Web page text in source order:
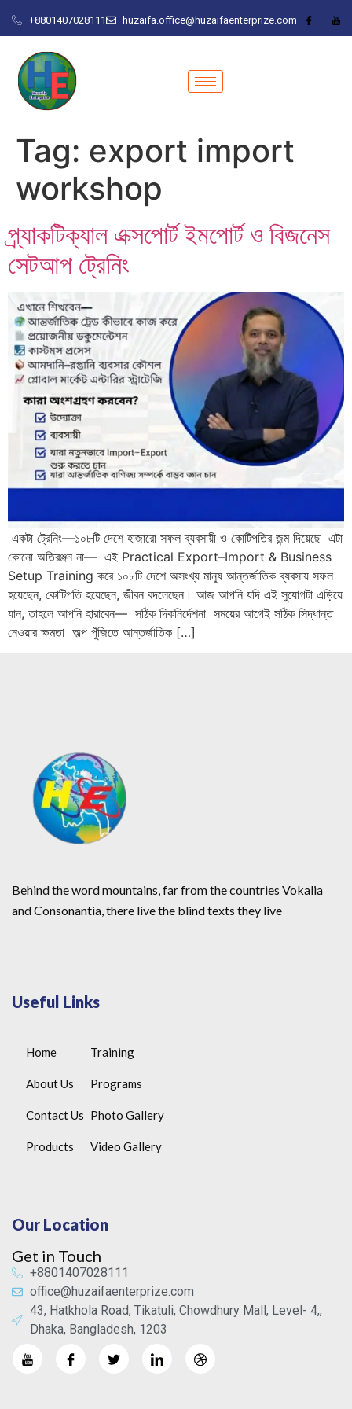
+8801407028111 huzaifa.office@huzaifaenterprize.com
Tag: export import
workshop
প্র্যাকটিক্যাল এক্সপোর্ট ইমপোর্ট ও বিজনেস
সেটআপ ট্রেনিং
একটা ট্রেনিং—১০৮টি দেশে হাজারো সফল ব্যবসায়ী ও কোটিপতির জন্ম দিয়েছে এটা
কোনো অতিরঞ্জন না— এই Practical Export–Import & Business
Setup Training করে ১০৮টি দেশে অসংখ্য মানুষ আন্তর্জাতিক ব্যবসায় সফল
হয়েছেন, কোটিপতি হয়েছেন, জীবন বদলেছেন। আজ আপনি যদি এই সুযোগটা এড়িয়ে
যান, তাহলে আপনি হারাবেন— সঠিক দিকনির্দেশনা সময়ের আগেই সঠিক সিদ্ধান্ত
নেওয়ার ক্ষমতা অল্প পুঁজিতে আন্তর্জাতিক […]
Behind the word mountains, far from the countries Vokalia
and Consonantia, there live the blind texts they live
Useful Links
Home
About Us
Contact Us
Products
Training
Programs
Photo Gallery
Video Gallery
Our Location
Get in Touch
+8801407028111
office@huzaifaenterprize.com
43, Hatkhola Road, Tikatuli, Chowdhury Mall, Level- 4,,
Dhaka, Bangladesh, 1203